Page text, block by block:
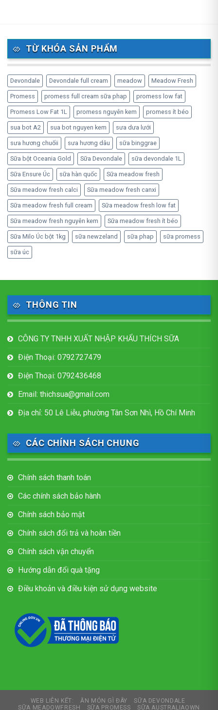
TỪ KHÓA SẢN PHẨM
Devondale Devondale full cream meadow Meadow Fresh
Promess promess full cream sữa phap promess low fat
Promess Low Fat 1L promess nguyên kem promess ít béo
sua bot A2 sua bot nguyen kem sưa dưa lưới
sưa hương chuốii sưa hương dâu sữa binggrae
Sữa bột Oceania Gold Sữa Devondale sữa devondale 1L
Sữa Ensure Úc sữa hàn quốc Sữa meadow fresh
Sữa meadow fresh calci Sữa meadow fresh canxi
Sữa meadow fresh full cream Sữa meadow fresh low fat
Sữa meadow fresh nguyên kem Sữa meadow fresh ít béo
Sữa Milo Úc bột 1kg sữa newzeland sữa phap sữa promess
sữa úc
THÔNG TIN
CÔNG TY TNHH XUẤT NHẬP KHẨU THÍCH SỮA
Điện Thoại: 0792727479
Điện Thoại: 0792436468
Email: thichsua@gmail.com
Địa chỉ: 50 Lê Liễu, phường Tân Sơn Nhì, Hồ Chí Minh
CÁC CHÍNH SÁCH CHUNG
Chính sách thanh toán
Các chính sách bảo hành
Chính sách bảo mật
Chính sách đổi trả và hoàn tiền
Chính sách vận chuyển
Hướng dẫn đổi quà tặng
Điều khoản và điều kiện sử dụng website
WEB LIÊN KẾT: ĂN MÓN GÌ ĐÂY
SỮA DEVONDALE
SỮA MEADOWFRESH
SỮA PROMESS SỮA AUSTRALIAOWN